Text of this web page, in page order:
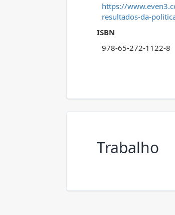
https://
resultados-da-
ISBN
978-65-272-1122-8
Trabalho